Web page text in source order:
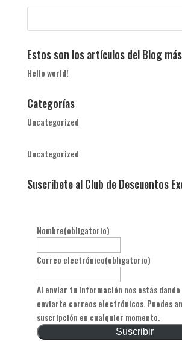
era:
es:
Estos son los artículos del Blog
Hello world!
Categorías
Uncategorized
Uncategorized
Suscribete al Club de Descuentos
Nombre(obligatorio)
Correo electrónico(obligatorio)
Al enviar tu información nos estás
enviarte correos electrónicos. Puedes
suscripción en cualquier momento.
Suscribir